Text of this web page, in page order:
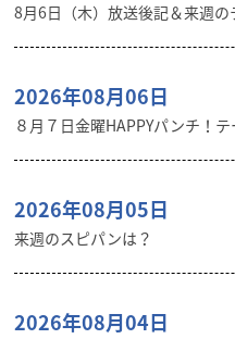
8月6日（木）放送後記＆来週の
2026年08月06日
８月７日金曜HAPPYパンチ！テ
2026年08月05日
来週のスピパンは？
2026年08月04日